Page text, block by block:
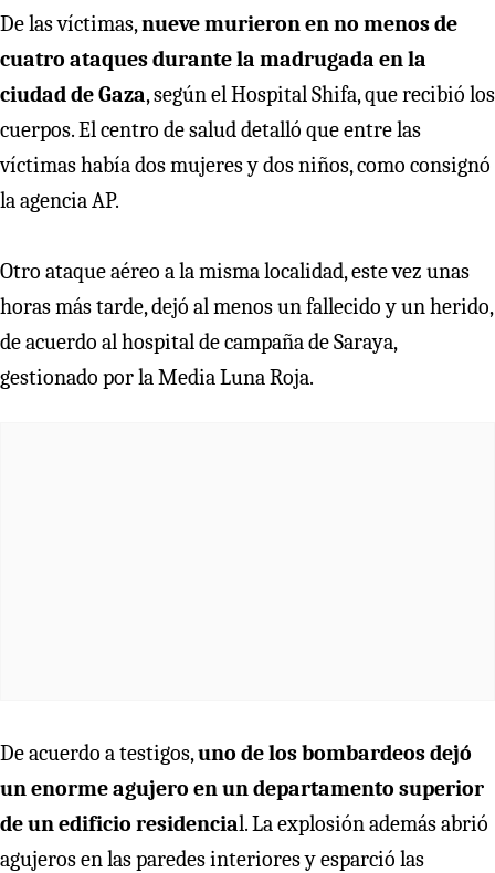
De las víctimas,nueve murieron en no menos de
cuatro ataques durante la madrugada en la
ciudad de Gaza, según el Hospital Shifa, que recibió los
cuerpos. El centro de salud detalló que entre las
víctimas había dos mujeres y dos niños, como consignó
la agencia AP.
Otro ataque aéreo a la misma localidad, este vez unas
horas más tarde, dejó al menos un fallecido y un herido,
de acuerdo al hospital de campaña de Saraya,
gestionado por la Media Luna Roja.
De acuerdo a testigos,uno de los bombardeos dejó
un enorme agujero en un departamento superior
de un edificio residencial. La explosión además abrió
agujeros en las paredes interiores y esparció las